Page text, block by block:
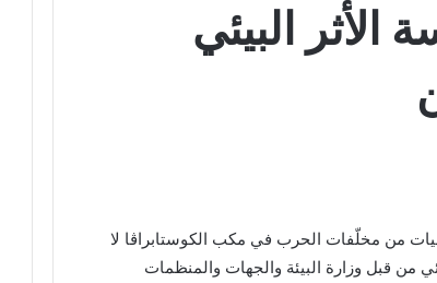
الأثر البيئي
من مخلّفات الحرب في مكب الكوستابراڤا لا
من قبل وزارة البيئة والجهات والمنظمات